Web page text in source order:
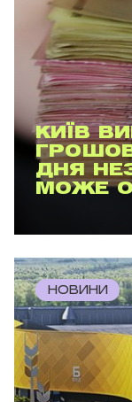
КИЇВ
ДНЯ
МОЖЕ
НОВИНИ